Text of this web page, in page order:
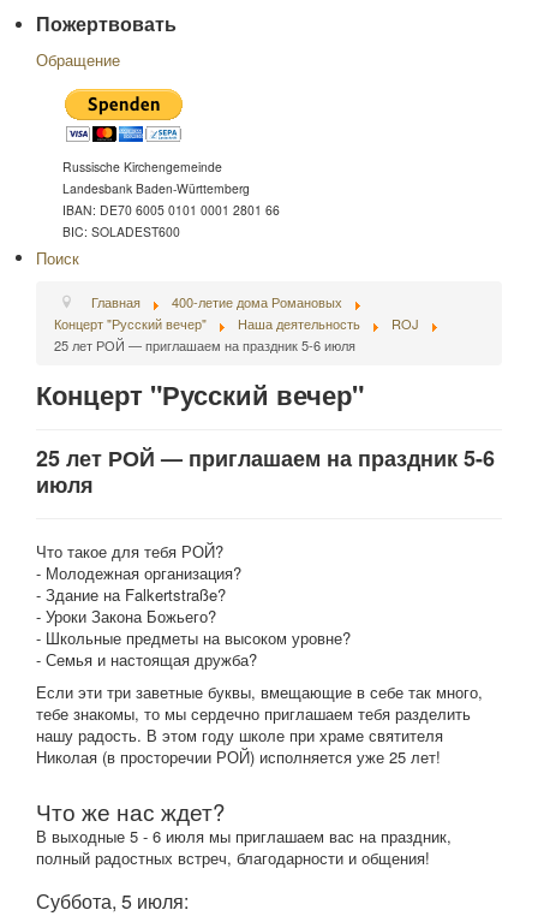
Пожертвовать
Обращение
Russische Kirchengemeinde
Landesbank Baden-Württemberg
IBAN: DE70 6005 0101 0001 2801 66
BIC: SOLADEST600
Поиск
Главная
400-летие дома Романовых
Концерт "Русский вечер"
Наша деятельность
ROJ
25 лет РОЙ — приглашаем на праздник 5-6 июля
Концерт "Русский вечер"
25 лет РОЙ — приглашаем на праздник 5-6
июля
Что такое для тебя РОЙ?
- Молодежная организация?
- Здание на Falkertstraße?
- Уроки Закона Божьего?
- Школьные предметы на высоком уровне?
- Семья и настоящая дружба?
Если эти три заветные буквы, вмещающие в себе так много,
тебе знакомы, то мы сердечно приглашаем тебя разделить
нашу радость. В этом году школе при храме святителя
Николая (в просторечии РОЙ) исполняется уже 25 лет!
Что же нас ждет?
В выходные 5 - 6 июля мы приглашаем вас на праздник,
полный радостных встреч, благодарности и общения!
Суббота, 5 июля: